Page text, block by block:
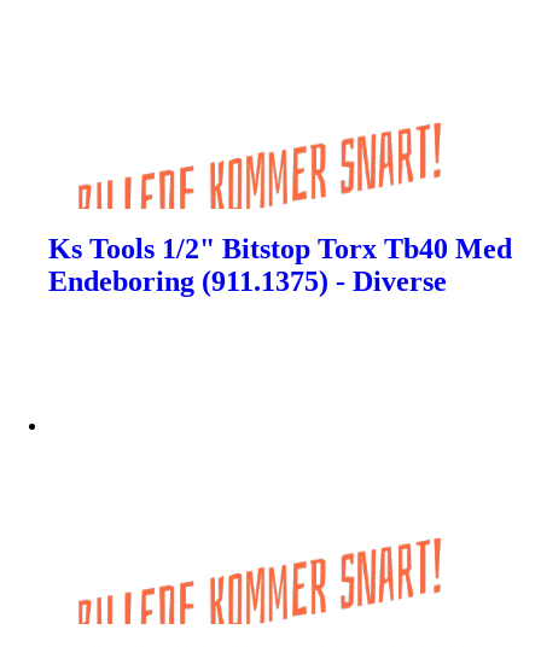
Ks Tools 1/2" Bitstop Torx Tb40 Med
Endeboring (911.1375) - Diverse